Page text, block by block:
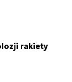
rakiety